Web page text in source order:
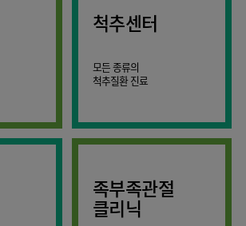
척추센터
모든 종류의
척추질환 진료
족부족관절
클리닉